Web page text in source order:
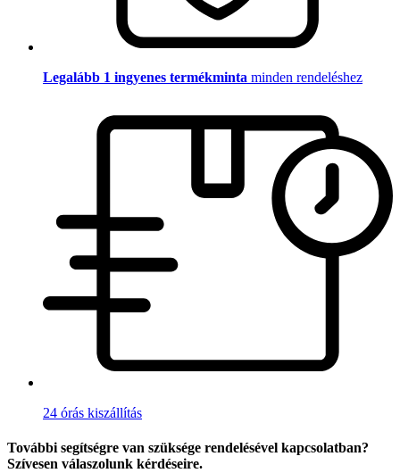
Legalább 1 ingyenes termékminta minden rendeléshez
24 órás kiszállítás
További segítségre van szüksége rendelésével kapcsolatban?
Szívesen válaszolunk kérdéseire.